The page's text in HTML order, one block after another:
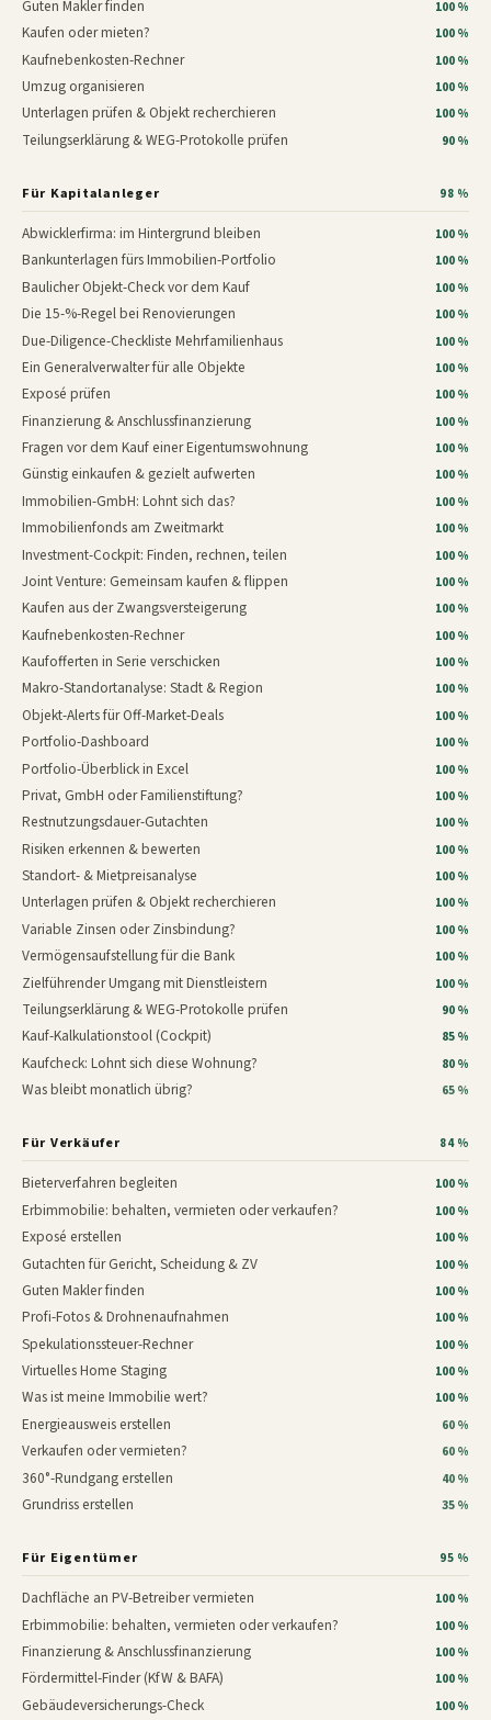
Guten Makler finden 100 %
Kaufen oder mieten? 100 %
Kaufnebenkosten-Rechner 100 %
Umzug organisieren 100 %
Unterlagen prüfen & Objekt recherchieren 100 %
Teilungserklärung & WEG-Protokolle prüfen 90 %
Für Kapitalanleger 98 %
Abwicklerfirma: im Hintergrund bleiben 100 %
Bankunterlagen fürs Immobilien-Portfolio 100 %
Baulicher Objekt-Check vor dem Kauf 100 %
Die 15-%-Regel bei Renovierungen 100 %
Due-Diligence-Checkliste Mehrfamilienhaus 100 %
Ein Generalverwalter für alle Objekte 100 %
Exposé prüfen 100 %
Finanzierung & Anschlussfinanzierung 100 %
Fragen vor dem Kauf einer Eigentumswohnung 100 %
Günstig einkaufen & gezielt aufwerten 100 %
Immobilien-GmbH: Lohnt sich das? 100 %
Immobilienfonds am Zweitmarkt 100 %
Investment-Cockpit: Finden, rechnen, teilen 100 %
Joint Venture: Gemeinsam kaufen & flippen 100 %
Kaufen aus der Zwangsversteigerung 100 %
Kaufnebenkosten-Rechner 100 %
Kaufofferten in Serie verschicken 100 %
Makro-Standortanalyse: Stadt & Region 100 %
Objekt-Alerts für Off-Market-Deals 100 %
Portfolio-Dashboard 100 %
Portfolio-Überblick in Excel 100 %
Privat, GmbH oder Familienstiftung? 100 %
Restnutzungsdauer-Gutachten 100 %
Risiken erkennen & bewerten 100 %
Standort- & Mietpreisanalyse 100 %
Unterlagen prüfen & Objekt recherchieren 100 %
Variable Zinsen oder Zinsbindung? 100 %
Vermögensaufstellung für die Bank 100 %
Zielführender Umgang mit Dienstleistern 100 %
Teilungserklärung & WEG-Protokolle prüfen 90 %
Kauf-Kalkulationstool (Cockpit) 85 %
Kaufcheck: Lohnt sich diese Wohnung? 80 %
Was bleibt monatlich übrig? 65 %
Für Verkäufer 84 %
Bieterverfahren begleiten 100 %
Erbimmobilie: behalten, vermieten oder verkaufen? 100 %
Exposé erstellen 100 %
Gutachten für Gericht, Scheidung & ZV 100 %
Guten Makler finden 100 %
Profi-Fotos & Drohnenaufnahmen 100 %
Spekulationssteuer-Rechner 100 %
Virtuelles Home Staging 100 %
Was ist meine Immobilie wert? 100 %
Energieausweis erstellen 60 %
Verkaufen oder vermieten? 60 %
360°-Rundgang erstellen 40 %
Grundriss erstellen 35 %
Für Eigentümer 95 %
Dachfläche an PV-Betreiber vermieten 100 %
Erbimmobilie: behalten, vermieten oder verkaufen? 100 %
Finanzierung & Anschlussfinanzierung 100 %
Fördermittel-Finder (KfW & BAFA) 100 %
Gebäudeversicherungs-Check 100 %